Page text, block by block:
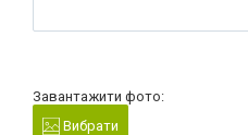
Завантажити фото:
Вибрати